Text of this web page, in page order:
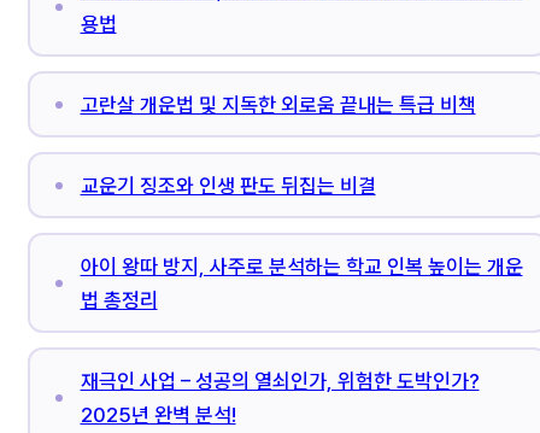
용법
고란살 개운법 및 지독한 외로움 끝내는 특급 비책
교운기 징조와 인생 판도 뒤집는 비결
아이 왕따 방지, 사주로 분석하는 학교 인복 높이는 개운
법 총정리
재극인 사업 – 성공의 열쇠인가, 위험한 도박인가?
2025년 완벽 분석!